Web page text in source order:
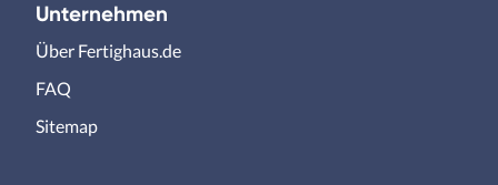
Unternehmen
Über Fertighaus.de
FAQ
Sitemap